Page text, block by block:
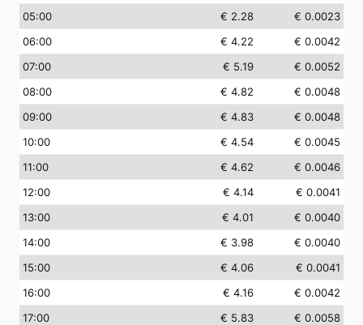
05:00 € 2.28
€ 0.0023
06:00 € 4.22
€ 0.0042
07:00 € 5.19
€ 0.0052
08:00 € 4.82
€ 0.0048
09:00 € 4.83
€ 0.0048
10:00 € 4.54
€ 0.0045
11:00 € 4.62
€ 0.0046
12:00 € 4.14
€ 0.0041
13:00 € 4.01
€ 0.0040
14:00 € 3.98
€ 0.0040
15:00 € 4.06
€ 0.0041
16:00 € 4.16
€ 0.0042
17:00 € 5.83
€ 0.0058